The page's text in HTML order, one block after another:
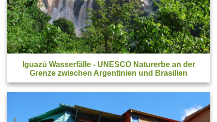
Iguazú Wasserfälle- UNESCO Naturerbe an der
Grenze zwischen Argentinien und Brasilien